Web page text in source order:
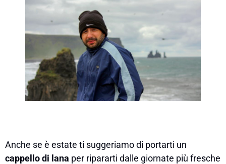
Anche se è estate ti suggeriamo di portarti un
cappello di lana per ripararti dalle giornate più fresche